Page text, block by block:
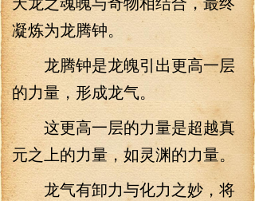
凝炼为龙腾钟。
龙腾钟是龙魄引出更高一层
的力量，形成龙气。
这更高一层的力量是超越真
元之上的力量，如灵渊的力量。
龙气有卸力与化力之妙，将